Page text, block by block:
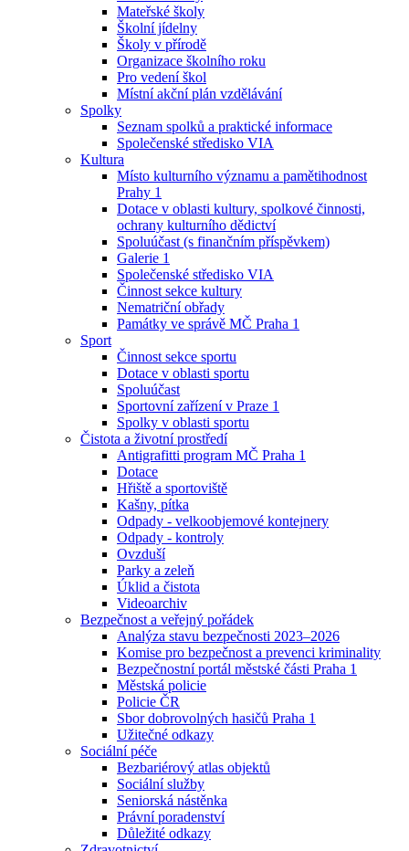
Mateřské školy
Školní jídelny
Školy v přírodě
Organizace školního roku
Pro vedení škol
Místní akční plán vzdělávání
Spolky
Seznam spolků a praktické informace
Společenské středisko VIA
Kultura
Místo kulturního významu a pamětihodnost
Prahy 1
Dotace v oblasti kultury, spolkové činnosti,
ochrany kulturního dědictví
Spoluúčast (s finančním příspěvkem)
Galerie 1
Společenské středisko VIA
Činnost sekce kultury
Nematriční obřady
Památky ve správě MČ Praha 1
Sport
Činnost sekce sportu
Dotace v oblasti sportu
Spoluúčast
Sportovní zařízení v Praze 1
Spolky v oblasti sportu
Čistota a životní prostředí
Antigrafitti program MČ Praha 1
Dotace
Hřiště a sportoviště
Kašny, pítka
Odpady - velkoobjemové kontejnery
Odpady - kontroly
Ovzduší
Parky a zeleň
Úklid a čistota
Videoarchiv
Bezpečnost a veřejný pořádek
Analýza stavu bezpečnosti 2023–2026
Komise pro bezpečnost a prevenci kriminality
Bezpečnostní portál městské části Praha 1
Městská policie
Policie ČR
Sbor dobrovolných hasičů Praha 1
Užitečné odkazy
Sociální péče
Bezbariérový atlas objektů
Sociální služby
Seniorská nástěnka
Právní poradenství
Důležité odkazy